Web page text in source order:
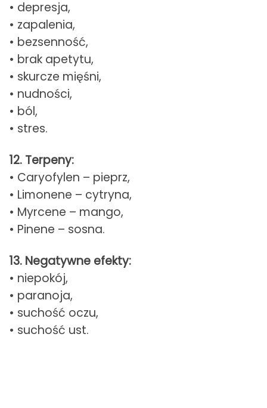
• depresja,
• zapalenia,
• bezsenność,
• brak apetytu,
• skurcze mięśni,
• nudności,
• ból,
• stres.
12. Terpeny:
• Caryofylen – pieprz,
• Limonene – cytryna,
• Myrcene – mango,
• Pinene – sosna.
13. Negatywne efekty:
• niepokój,
• paranoja,
• suchość oczu,
• suchość ust.